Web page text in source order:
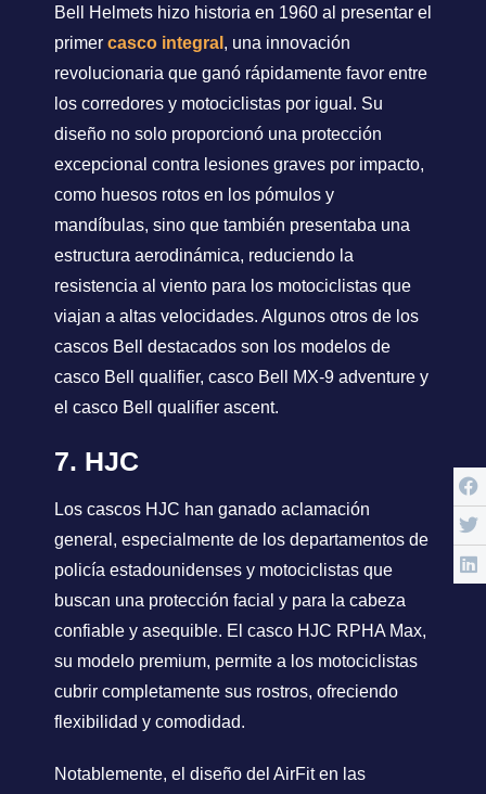
Bell Helmets hizo historia en 1960 al presentar el
primer casco integral , una innovación
revolucionaria que ganó rápidamente favor entre
los corredores y motociclistas por igual. Su
diseño no solo proporcionó una protección
excepcional contra lesiones graves por impacto,
como huesos rotos en los pómulos y
mandíbulas, sino que también presentaba una
estructura aerodinámica, reduciendo la
resistencia al viento para los motociclistas que
viajan a altas velocidades. Algunos otros de los
cascos Bell destacados son los modelos de
casco Bell qualifier, casco Bell MX-9 adventure y
el casco Bell qualifier ascent.
7. HJC
Los cascos HJC han ganado aclamación
general, especialmente de los departamentos de
policía estadounidenses y motociclistas que
buscan una protección facial y para la cabeza
confiable y asequible. El casco HJC RPHA Max,
su modelo premium, permite a los motociclistas
cubrir completamente sus rostros, ofreciendo
flexibilidad y comodidad.
Notablemente, el diseño del AirFit en las